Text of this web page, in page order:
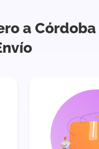
a Córdoba